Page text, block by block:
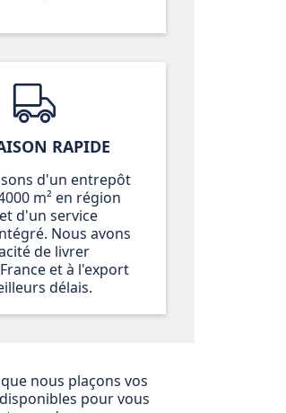
RAPIDE
d'un entrepôt
m² en région
d'un service
Nous avons
de livrer
et à l'export
délais.
nous plaçons vos
pour vous